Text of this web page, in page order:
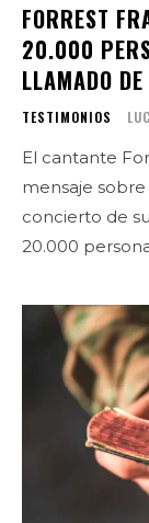
FORREST
20.000
LLAMADO
TESTIMONIOS
El cantante
mensaje
concierto de
20.000